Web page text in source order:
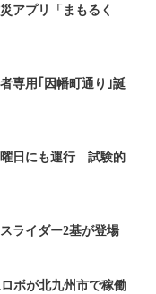
アプリ「まもるく
専用｢因幡町通り｣誕
曜日にも運行 試験的
ライダー2基が登場
ボが北九州市で稼働